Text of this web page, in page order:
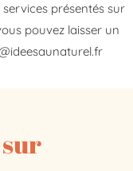
présentés sur
pouvez laisser un